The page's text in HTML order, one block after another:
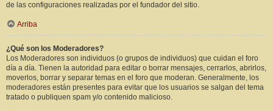
de las configuraciones realizadas por el fundador del sitio.
Arriba
¿Qué son los Moderadores?
Los Moderadores son individuos (o grupos de individuos) que cuidan el foro
día a día. Tienen la autoridad para editar o borrar mensajes, cerrarlos, abrirlos,
moverlos, borrar y separar temas en el foro que moderan. Generalmente, los
moderadores están presentes para evitar que los usuarios se salgan del tema
tratado o publiquen spam y/o contenido malicioso.